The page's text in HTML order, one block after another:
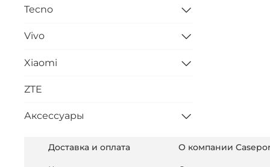
Tecno
Vivo
Xiaomi
ZTE
Аксессуары
Доставка и оплата О компании